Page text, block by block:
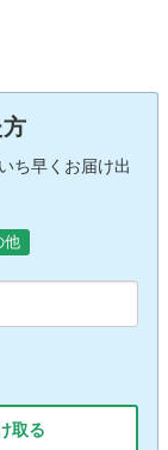
ち早くお届け出
他
取る